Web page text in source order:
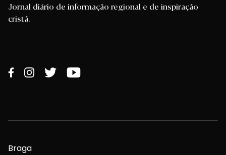
Jornal diário de informação regional e de inspiração
cristã.
Braga